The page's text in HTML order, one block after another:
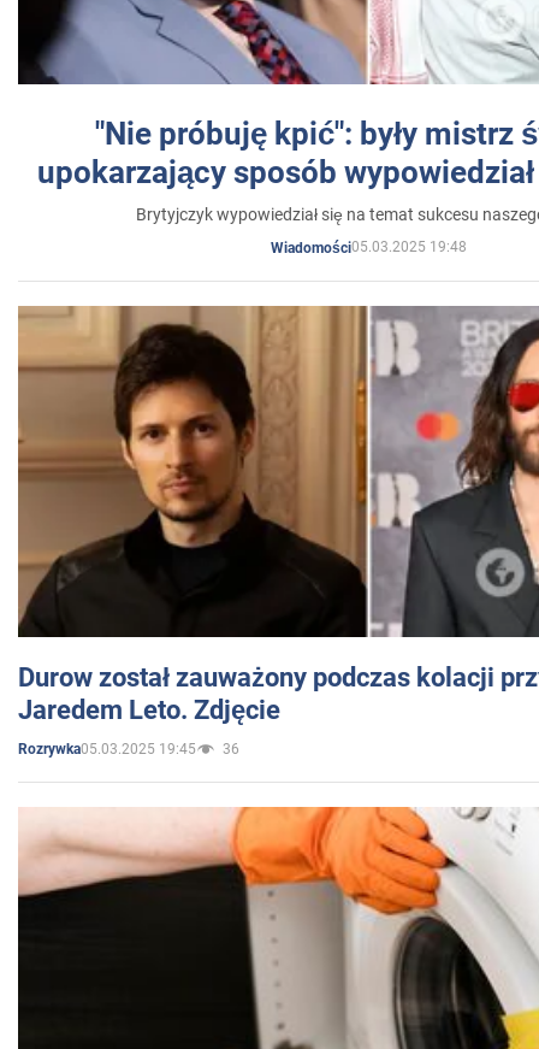
"Nie próbuję kpić": były mistrz
upokarzający sposób
Brytyjczyk wypowiedział się na temat sukcesu
Wiadomości05.03.2025 19:48
Durow został zauważony podczas kolacji
Jaredem Leto. Zdjęcie
Rozrywka05.03.2025 19:45 36